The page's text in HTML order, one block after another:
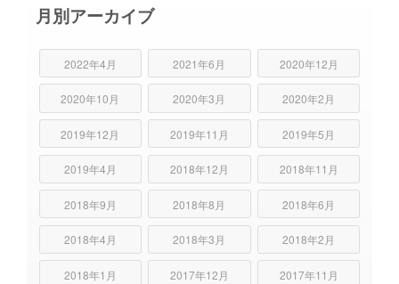
月別アーカイブ
2022年4月 2021年6月 2020年12月
2020年10月 2020年3月 2020年2月
2019年12月 2019年11月 2019年5月
2019年4月 2018年12月 2018年11月
2018年9月 2018年8月 2018年6月
2018年4月 2018年3月 2018年2月
2018年1月 2017年12月 2017年11月